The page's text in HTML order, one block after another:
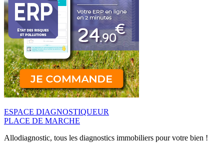
ESPACE DIAGNOSTIQUEUR
PLACE DE MARCHE
Allodiagnostic, tous les diagnostics immobiliers pour votre bien !